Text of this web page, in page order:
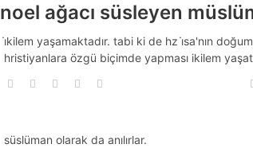
noel ağacı süsleyen
i̇kilem yaşamaktadır. tabi ki de hz i̇sa'nın
hristiyanlara özgü biçimde yapması ikilem
süslüman olarak da anılırlar.